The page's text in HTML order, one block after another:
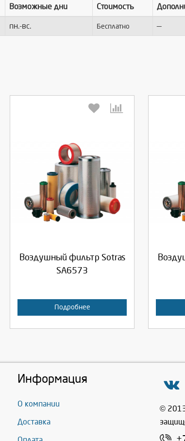
Возможные дни Стоимость
пн.-вс. Бесплатно —
Воздушный фильтр Sotras
SA6573
Подробнее
Выберите количество:
Информация
О компании
Доставка
©